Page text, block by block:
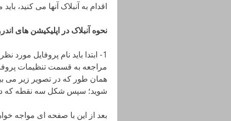
اقدام به آنبلاک آنها می کنید، باید
نحوه آنبلاک در اپلیکیشن های
1- ابتدا باید نام پروفایل مورد
مراجعه به قسمت تنظیمات
همان طور که در تصویر زیر می
شوید؛ سپس شکل سه نقطه که
بعد از این با صفحه ای مواجه